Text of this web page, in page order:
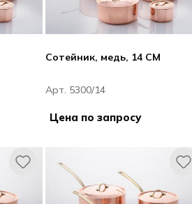
Сотейник, медь, 14 CM
Арт. 5300/14
Цена по запросу